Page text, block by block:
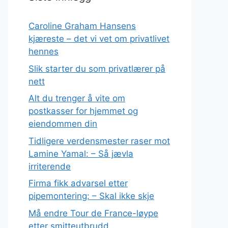
Caroline Graham Hansens
kjæreste – det vi vet om privatlivet
hennes
Slik starter du som privatlærer på
nett
Alt du trenger å vite om
postkasser for hjemmet og
eiendommen din
Tidligere verdensmester raser mot
Lamine Yamal: – Så jævla
irriterende
Firma fikk advarsel etter
pipemontering: – Skal ikke skje
Må endre Tour de France-løype
etter smitteutbrudd